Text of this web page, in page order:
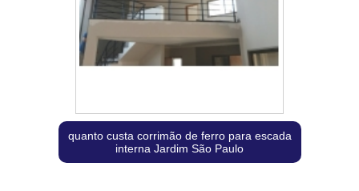
quanto custa corrimão de ferro para escada
interna Jardim São Paulo